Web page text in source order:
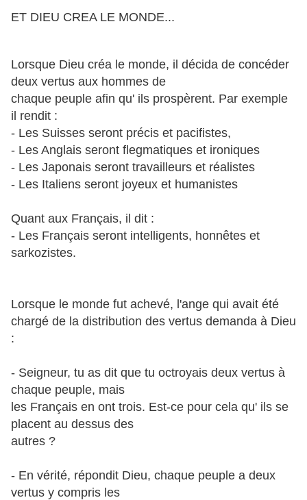
ET DIEU CREA LE MONDE...
Lorsque Dieu créa le monde, il décida de concéder
deux vertus aux hommes de
chaque peuple afin qu' ils prospèrent. Par exemple
il rendit :
- Les Suisses seront précis et pacifistes,
- Les Anglais seront flegmatiques et ironiques
- Les Japonais seront travailleurs et réalistes
- Les Italiens seront joyeux et humanistes
Quant aux Français, il dit :
- Les Français seront intelligents, honnêtes et
sarkozistes.
Lorsque le monde fut achevé, l'ange qui avait été
chargé de la distribution des vertus demanda à Dieu
:
- Seigneur, tu as dit que tu octroyais deux vertus à
chaque peuple, mais
les Français en ont trois. Est-ce pour cela qu' ils se
placent au dessus des
autres ?
- En vérité, répondit Dieu, chaque peuple a deux
vertus y compris les